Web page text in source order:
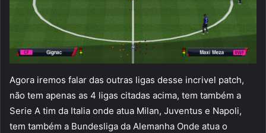
Agora iremos falar das outras ligas desse incrivel patch,
não tem apenas as 4 ligas citadas acima, tem também a
Serie A tim da Italia onde atua Milan, Juventus e Napoli,
tem também a Bundesliga da Alemanha Onde atua o